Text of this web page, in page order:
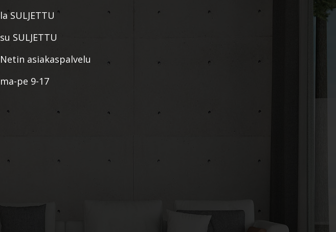
la SULJETTU
su SULJETTU
Netin asiakaspalvelu
ma-pe 9-17